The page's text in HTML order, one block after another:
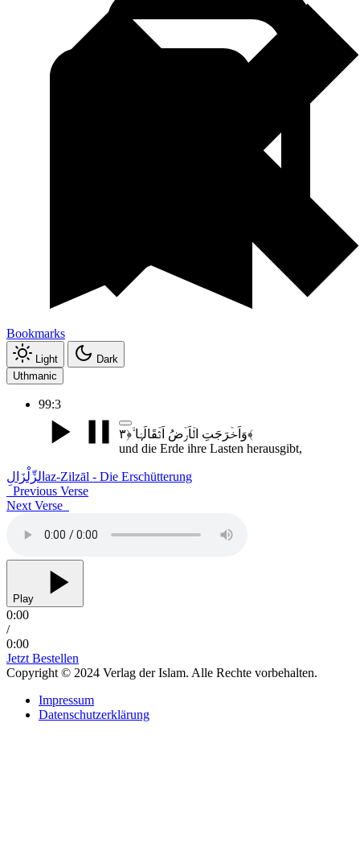
Bookmarks
Light
Dark
Uthmanic
99:3
وَاَخۡرَجَتِ الۡاَرۡضُ اَثۡقَالَہَا ۙ﴿۳﴾
und die Erde ihre Lasten herausgibt,
الزِّلْزَالِ az-Zilzāl - Die Erschütterung
Previous Verse
Next Verse
Play
0:00
/
0:00
Jetzt Bestellen
Copyright © 2024 Verlag der Islam. Alle Rechte vorbehalten.
Impressum
Datenschutzerklärung